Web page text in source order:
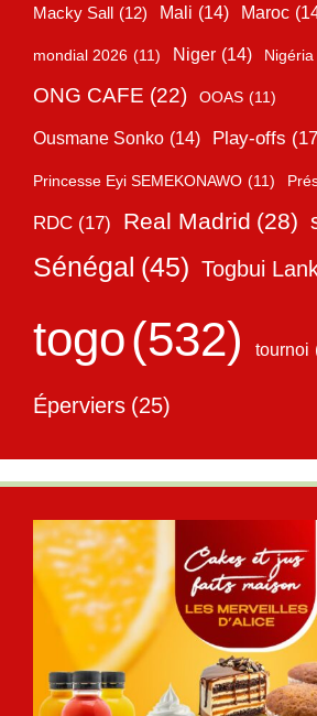
Macky Sall (12) Mali (14) Maroc
mondial 2026 (11) Niger (14) Nigéria
ONG CAFE (22) OOAS (11)
Ousmane Sonko (14) Play-offs
Princesse Eyi SEMEKONAWO (11)
RDC (17) Real Madrid (28)
Sénégal (45) Togbui
togo(532) tournoi
Éperviers (25)